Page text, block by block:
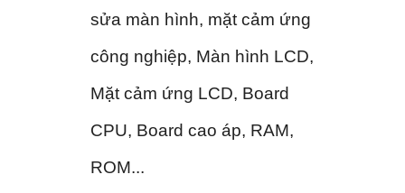
sửa màn hình, mặt cảm ứng
công nghiệp, Màn hình LCD,
Mặt cảm ứng LCD, Board
CPU, Board cao áp, RAM,
ROM...